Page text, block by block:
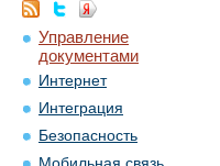
Управление
документами
Интернет
Интеграция
Безопасность